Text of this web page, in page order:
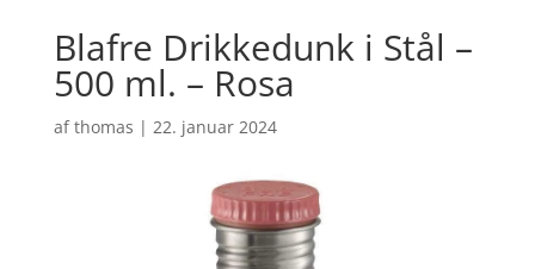
Blafre Drikkedunk i Stål –
500 ml. – Rosa
afthomas | 22. januar 2024